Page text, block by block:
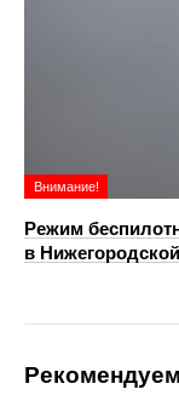
Внимание!
Режим
в
Рекомендуем